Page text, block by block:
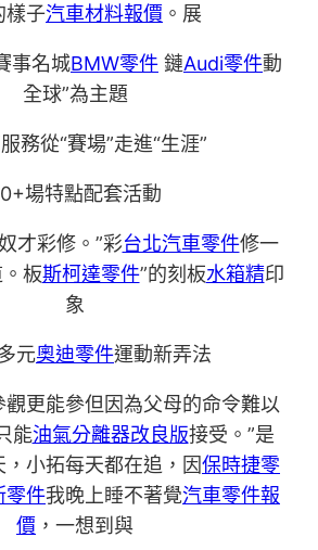
樣子汽車材料報價 。展
事名城BMW零件 鏈Audi零件動
全球”為主題
務從“賽場”走進“生涯”
場特點配套活動
才彩修。”彩台北汽車零件修一
板斯柯達零件”的刻板水箱精印
象
元奧迪零件運動新弄法
更能參但因為父母的命令難以
能油氣分離器改良版接受。”是
小拓每天都在追，因保時捷零
零件我晚上睡不著覺汽車零件報
價 ，一想到與